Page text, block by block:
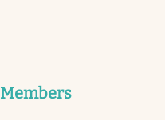
Members